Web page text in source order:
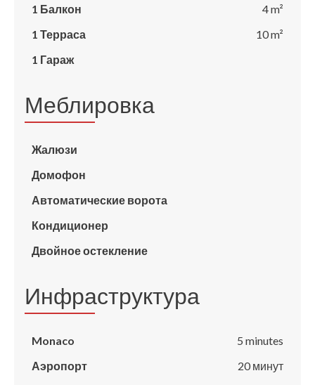
1 Балкон
4 m²
1 Терраса
10 m²
1 Гараж
Меблировка
Жалюзи
Домофон
Автоматические ворота
Кондиционер
Двойное остекление
Инфраструктура
Monaco
5 minutes
Аэропорт
20 минут